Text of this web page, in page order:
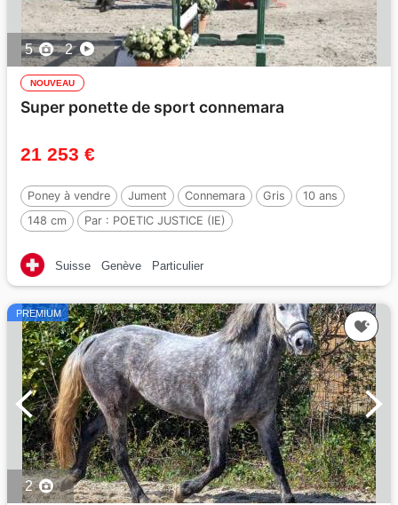
5 2
NOUVEAU
Super ponette de sport connemara
21 253 €
Poney à vendre Jument Connemara Gris
10 ans
148 cm
Par : POETIC JUSTICE (IE)
Suisse Genève Particulier
PREMIUM
2